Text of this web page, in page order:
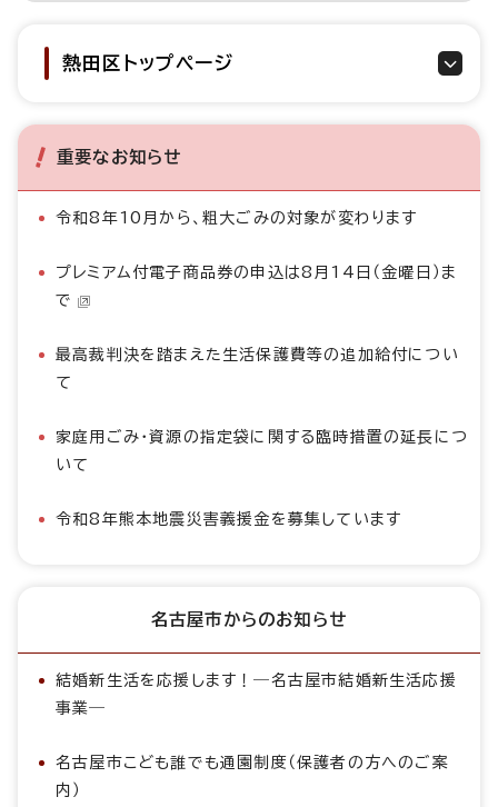
熱田区トップページ
重要なお知らせ
令和8年10月から、粗大ごみの対象が変わります
プレミアム付電子商品券の申込は8月14日（金曜日）ま
で
最高裁判決を踏まえた生活保護費等の追加給付につい
て
家庭用ごみ・資源の指定袋に関する臨時措置の延長につ
いて
令和8年熊本地震災害義援金を募集しています
名古屋市からのお知らせ
結婚新生活を応援します！―名古屋市結婚新生活応援
事業―
名古屋市こども誰でも通園制度（保護者の方へのご案
内）